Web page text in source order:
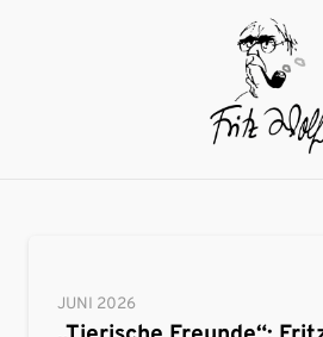
JUNI 2026